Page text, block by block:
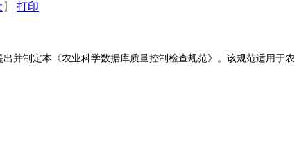
】 打印
并制定本《农业科学数据库质量控制检查规范》。该规范适用于农